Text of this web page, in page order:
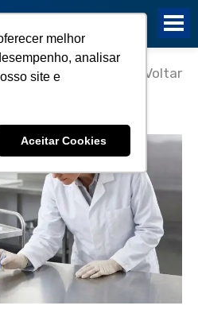
melhor
analisar
site e
Aceitar Cookies
Voltar
por ATP:
em alimentos